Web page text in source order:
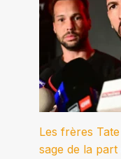
Les frères
sage de la